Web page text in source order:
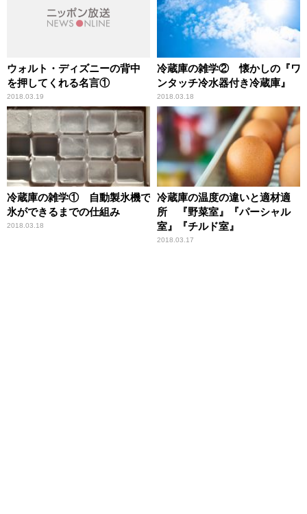
ウォルト・ディズニーの背中
を押してくれる名言①
2018.03.19
冷蔵庫の雑学② 懐かしの『ワ
ンタッチ冷水器付き冷蔵庫』
2018.03.18
冷蔵庫の雑学① 自動製氷機で
氷ができるまでの仕組み
2018.03.18
冷蔵庫の温度の違いと適材適
所 『野菜室』『パーシャル
室』『チルド室』
2018.03.17